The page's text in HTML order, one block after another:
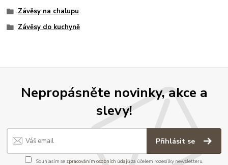
Závěsy na chalupu
Závěsy do kuchyně
Nepropásněte novinky, akce a
slevy!
Přihlásit se
Souhlasím se zpracováním osobních údajůza účelem rozesílky newsletteru.